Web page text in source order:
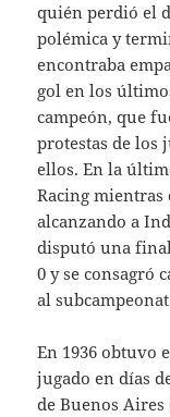
quién perdió el
polémica y
encontraba
gol en los
campeón, que
protestas de los
ellos. En la
Racing
alcanzando a
disputó una
0 y se consagró
al
En 1936 obtuvo
jugado en días
de Buenos Aires